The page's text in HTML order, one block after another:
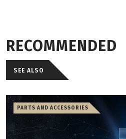
RECOMMENDED
SEE ALSO
PARTS AND ACCESSORIES